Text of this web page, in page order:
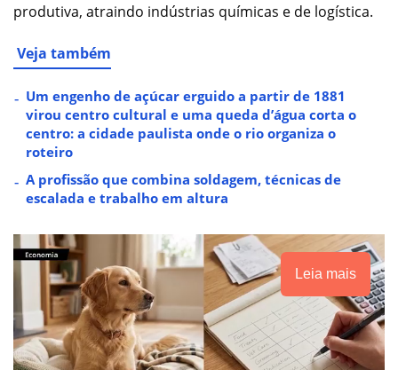
produtiva, atraindo indústrias químicas e de logística.
Veja também
Um engenho de açúcar erguido a partir de 1881
virou centro cultural e uma queda d’água corta o
centro: a cidade paulista onde o rio organiza o
roteiro
A profissão que combina soldagem, técnicas de
escalada e trabalho em altura
Leia mais